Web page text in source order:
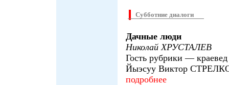
Субботние диалоги
Дачные люди
Николай ХРУСТАЛЕВ
Гость рубрики —
Йыэсуу Виктор
подробнее